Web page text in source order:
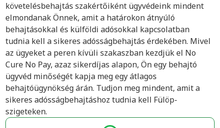
követelésbehajtás szakértőiként ügyvédeink mindent
elmondanak Önnek, amit a határokon átnyúló
behajtásokkal és külföldi adósokkal kapcsolatban
tudnia kell a sikeres adósságbehajtás érdekében. Mivel
az ügyeket a peren kívüli szakaszban kezdjük el No
Cure No Pay, azaz sikerdíjas alapon, Ön egy behajtó
ügyvéd minőségét kapja meg egy átlagos
behajtóügynökség árán. Tudjon meg mindent, amit a
sikeres adósságbehajtáshoz tudnia kell Fülöp-
szigeteken.